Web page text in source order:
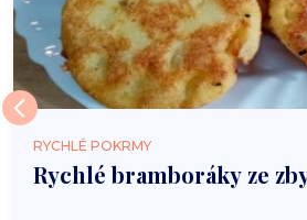
RYCHLÉ POKRMY
Rychlé bramboráky ze